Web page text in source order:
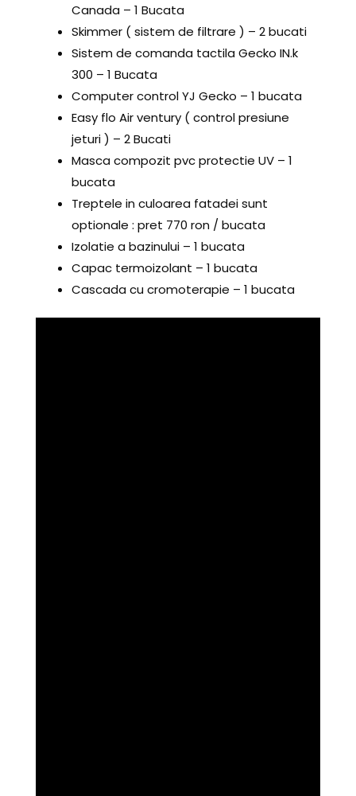
Canada – 1 Bucata
Skimmer ( sistem de filtrare ) – 2 bucati
Sistem de comanda tactila Gecko IN.k
300 – 1 Bucata
Computer control YJ Gecko – 1 bucata
Easy flo Air ventury ( control presiune
jeturi ) – 2 Bucati
Masca compozit pvc protectie UV – 1
bucata
Treptele in culoarea fatadei sunt
optionale : pret 770 ron / bucata
Izolatie a bazinului – 1 bucata
Capac termoizolant – 1 bucata
Cascada cu cromoterapie – 1 bucata